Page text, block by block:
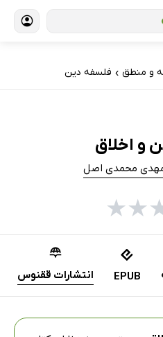
و منطق › فلسفه دین
و اخلاق
محمدی اصل
★
★
EPUB انتشارات ققنوس